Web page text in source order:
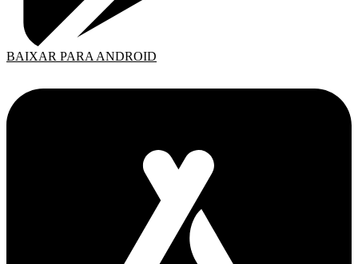
BAIXAR PARA ANDROID